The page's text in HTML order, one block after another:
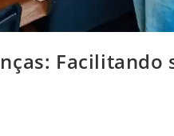
Facilitando